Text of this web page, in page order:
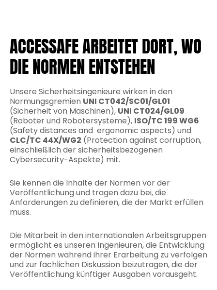
ACCESSAFE ARBEITET DORT, WO
DIE NORMEN ENTSTEHEN
Unsere Sicherheitsingenieure wirken in den
Normungsgremien UNI CT042/SC01/GL01
(Sicherheit von Maschinen), UNI CT024/GL09
(Roboter und Robotersysteme), ISO/TC 199 WG6
(Safety distances and ergonomic aspects) und
CLC/TC 44X/WG2 (Protection against corruption,
einschließlich der sicherheitsbezogenen
Cybersecurity-Aspekte) mit.
Sie kennen die Inhalte der Normen vor der
Veröffentlichung und tragen dazu bei, die
Anforderungen zu definieren, die der Markt erfüllen
muss.
Die Mitarbeit in den internationalen Arbeitsgruppen
ermöglicht es unseren Ingenieuren, die Entwicklung
der Normen während ihrer Erarbeitung zu verfolgen
und zur fachlichen Diskussion beizutragen, die der
Veröffentlichung künftiger Ausgaben vorausgeht.